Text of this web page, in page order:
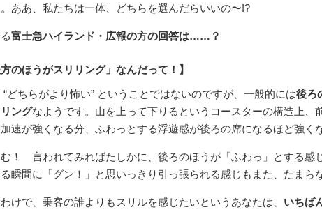
ああ、私たちは一体、どちらを選んだらいいの〜!?
富士急ハイランド・広報の方の回答は……？
方のほうがスリリング」なんだって！】
“どちらがより怖い” ということではないのですが、一般的には後ろ
リングなようです。山を上って下りるというコースターの構造上、
速が強くなる分、ふわっとする浮遊感が後ろの席になるほど強く
！ 言われてみればたしかに、後ろのほうが「ふわっ」とする感
瞬間に「グン！」と思いっきり引っ張られる感じもまた、たまら
けで、乗客の誰よりもスリルを感じたいというあなたは、 いちば